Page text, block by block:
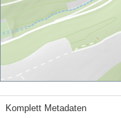
Komplett Metadaten